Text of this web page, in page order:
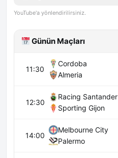
YouTube'a yönlendirilirsiniz.
Günün Maçları
11:30
Cordoba
Almeria
12:30
Racing Santander
Sporting Gijon
14:00
Melbourne City
Palermo